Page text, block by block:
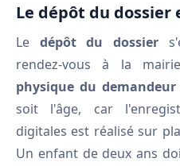
Le dépôt du dossier
Le dépôt du dossier
rendez-vous à la
physique du
soit l'âge, car
digitales est réalisé sur
Un enfant de deux ans